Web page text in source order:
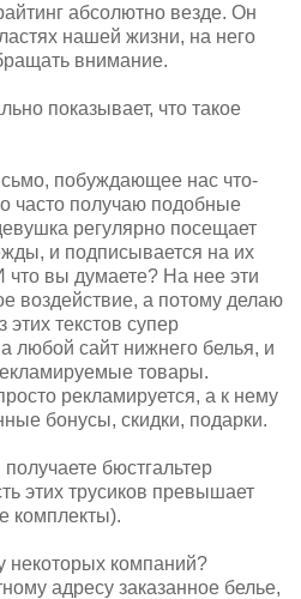
абсолютно везде. Он
нашей жизни, на него
внимание.
показывает, что такое
побуждающее нас что-
часто получаю подобные
регулярно посещает
и подписывается на их
что вы думаете? На нее эти
воздействие, а потому делаю
текстов супер
любой сайт нижнего белья, и
товары.
рекламируется, а к нему
бонусы, скидки, подарки.
бюстгальтер
этих трусиков превышает
комплекты).
некоторых компаний?
адресу заказанное белье,